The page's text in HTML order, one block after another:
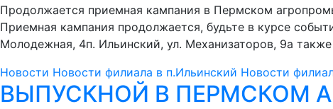
Продолжается приемная кампания в Пермском
Приемная кампания продолжается, будьте в курсе
Молодежная, 4п. Ильинский, ул. Механизаторов, 9а также
Новости Новости филиала в п.Ильинский Новости
ВЫПУСКНОЙ В ПЕРМСКОМ